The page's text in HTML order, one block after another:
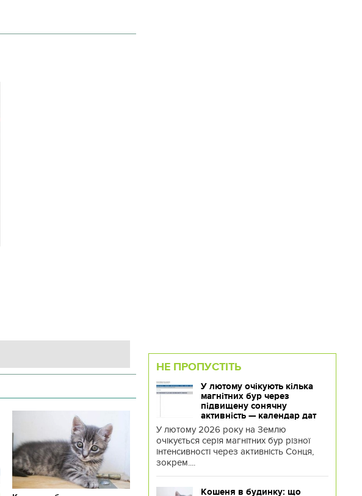
НЕ ПРОПУСТІТЬ
У лютому очікують кілька
магнітних бур через
підвищену сонячну
активність — календар дат
У лютому 2026 року на Землю
очікується серія магнітних бур різної
інтенсивності через активність Сонця,
зокрем....
Кошеня в будинку: що